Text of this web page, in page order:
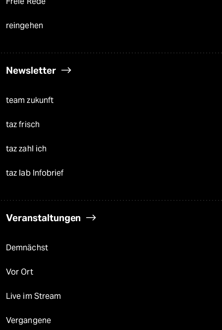
reingehen
Newsletter
team zukunft
taz frisch
taz zahl ich
taz lab Infobrief
Veranstaltungen
Demnächst
Vor Ort
Live im Stream
Vergangene